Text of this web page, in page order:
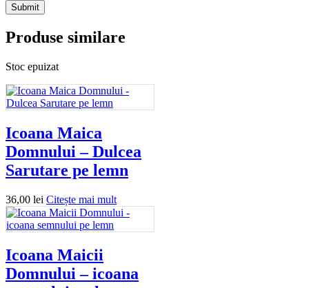
Produse similare
Stoc epuizat
Icoana Maica
Domnului – Dulcea
Sarutare pe lemn
36,00 lei Citește mai mult
Icoana Maicii
Domnului – icoana